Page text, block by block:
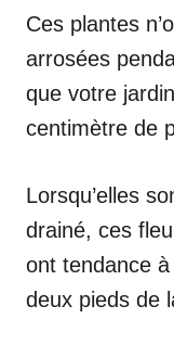
Ces plantes
arrosées
que votre
centimètre de
Lorsqu’elles
drainé, ces
ont tendance
deux pieds de